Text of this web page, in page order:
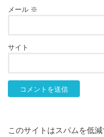
メール ※
サイト
このサイトはスパムを低